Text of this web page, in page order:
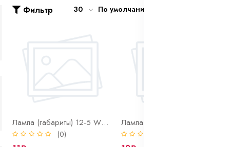
Фильтр 30 По умолчанию
Лампа (габариты) 12-5 W2.1x9.5d ORANGE
(0)